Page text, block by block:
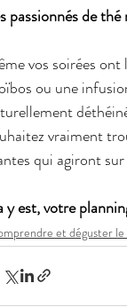
passionnés de thé
vos soirées
ou une
vraiment
qui agiront
y est, votre
et déguster